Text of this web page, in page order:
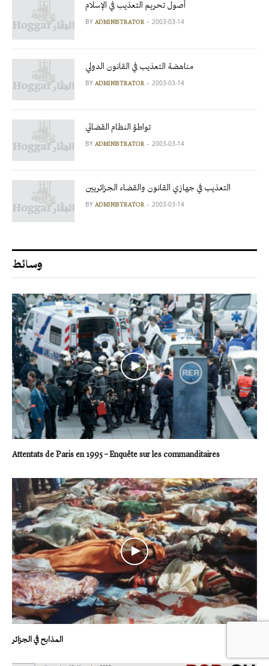
أصول تحريم التعذيب في الإسلام
BY ADMINISTRATOR 2003-03-14
مناهضة التعذيب في القانون الدولي
BY ADMINISTRATOR 2003-03-14
تواطؤ النظام القضائي
BY ADMINISTRATOR 2003-03-14
التعذيب في جهازي القانون والقضاء الجزائريين
BY ADMINISTRATOR 2003-03-14
وسائط
Attentats de Paris en 1995 – Enquête sur les commanditaires
المذابح في الجزائر